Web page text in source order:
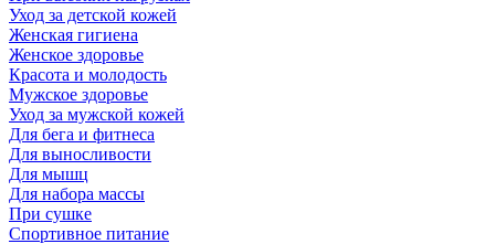
Уход за детской кожей
Женская гигиена
Женское здоровье
Красота и молодость
Мужское здоровье
Уход за мужской кожей
Для бега и фитнеса
Для выносливости
Для мышц
Для набора массы
При сушке
Спортивное питание